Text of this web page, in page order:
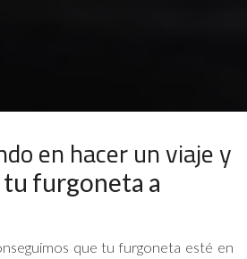
en hacer un viaje y
tu furgoneta a
que tu furgoneta esté en